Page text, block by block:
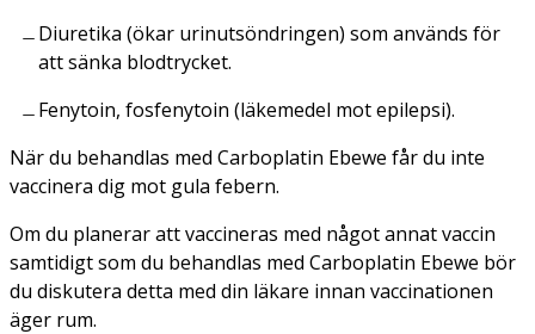
Diuretika (ökar urinutsöndringen) som används för
att sänka blodtrycket.
Fenytoin, fosfenytoin (läkemedel mot epilepsi).
När du behandlas med Carboplatin Ebewe får du inte
vaccinera dig mot gula febern.
Om du planerar att vaccineras med något annat vaccin
samtidigt som du behandlas med Carboplatin Ebewe bör
du diskutera detta med din läkare innan vaccinationen
äger rum.